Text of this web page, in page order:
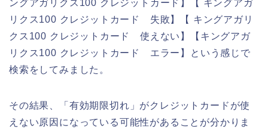
ングアガリクス100 クレジットカード】【 キングアガ
リクス100 クレジットカード 失敗】【 キングアガリ
クス100 クレジットカード 使えない】【キングアガ
リクス100 クレジットカード エラー】という感じで
検索をしてみました。
その結果、「有効期限切れ」がクレジットカードが使
えない原因になっている可能性があることが分かりま